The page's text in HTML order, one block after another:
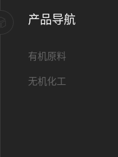
产品导航
有机原料
无机化工